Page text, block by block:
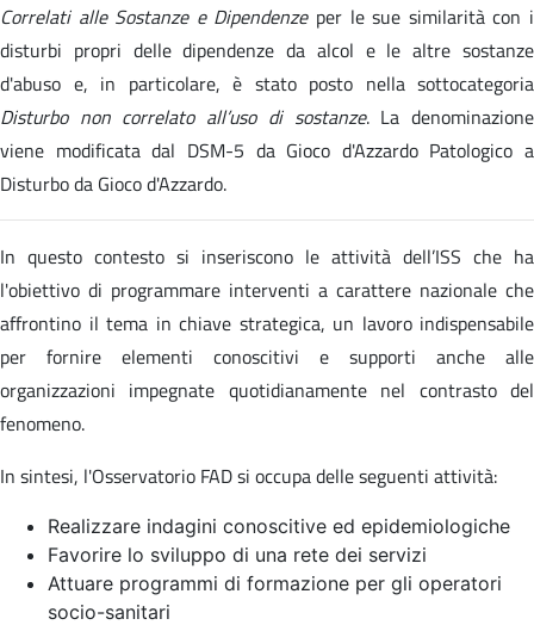
Correlati alle Sostanze e Dipendenzeper le sue similarità con i
disturbi propri delle dipendenze da alcol e le altre sostanze
d'abuso e, in particolare, è stato posto nella sottocategoria
Disturbo non correlato all’uso di sostanze. La denominazione
viene modificata dal DSM-5 da Gioco d'Azzardo Patologico a
Disturbo da Gioco d'Azzardo.
In questo contesto si inseriscono le attività dell’ISS che ha
l'obiettivo di programmare interventi a carattere nazionale che
affrontino il tema in chiave strategica, un lavoro indispensabile
per fornire elementi conoscitivi e supporti anche alle
organizzazioni impegnate quotidianamente nel contrasto del
fenomeno.
In sintesi, l'Osservatorio FAD si occupa delle seguenti attività:
Realizzare indagini conoscitive ed epidemiologiche
Favorire lo sviluppo di una rete dei servizi
Attuare programmi di formazione per gli operatori
socio-sanitari